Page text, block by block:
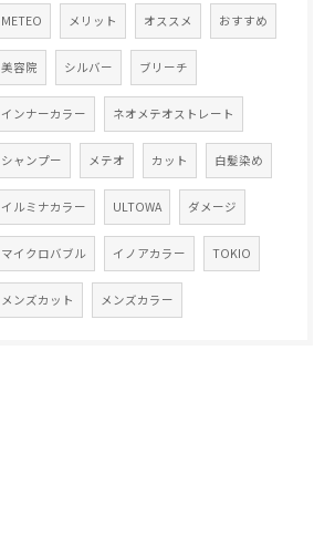
METEO メリット オススメ おすすめ
美容院 シルバー ブリーチ
インナーカラー ネオメテオストレート
シャンプー メテオ カット 白髪染め
イルミナカラー ULTOWA ダメージ
マイクロバブル イノアカラー TOKIO
メンズカット メンズカラー